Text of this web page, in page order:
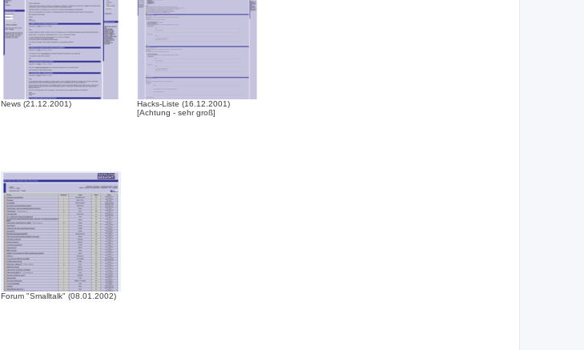
News (21.12.2001)
Hacks-Liste (16.12.2001)
[Achtung - sehr groß]
Forum "Smalltalk" (08.01.2002)